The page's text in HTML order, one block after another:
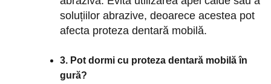
soluțiilor abrazive, deoarece acestea pot
afecta proteza dentară mobilă.
3. Pot dormi cu proteza dentară mobilă în
gură?